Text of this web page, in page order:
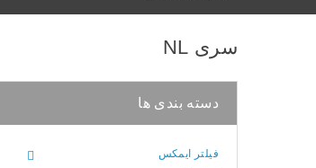
سری NL
دسته بندی ها
فیلتر ایمکس